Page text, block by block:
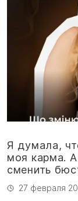
Я думала,
моя карма.
сменить
27 февраля